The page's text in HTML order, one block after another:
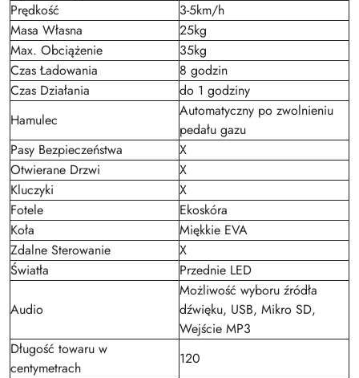
Prędkość
3-5km/h
Masa Własna
25kg
Max. Obciążenie
35kg
Czas Ładowania
8 godzin
Czas Działania
do 1 godziny
Hamulec
Automatyczny po zwolnieniu
pedału gazu
Pasy Bezpieczeństwa
X
Otwierane Drzwi
X
Kluczyki
X
Fotele
Ekoskóra
Koła
Miękkie EVA
Zdalne Sterowanie
X
Światła
Przednie LED
Audio
Możliwość wyboru źródła
dźwięku, USB, Mikro SD,
Wejście MP3
Długość towaru w
centymetrach
120